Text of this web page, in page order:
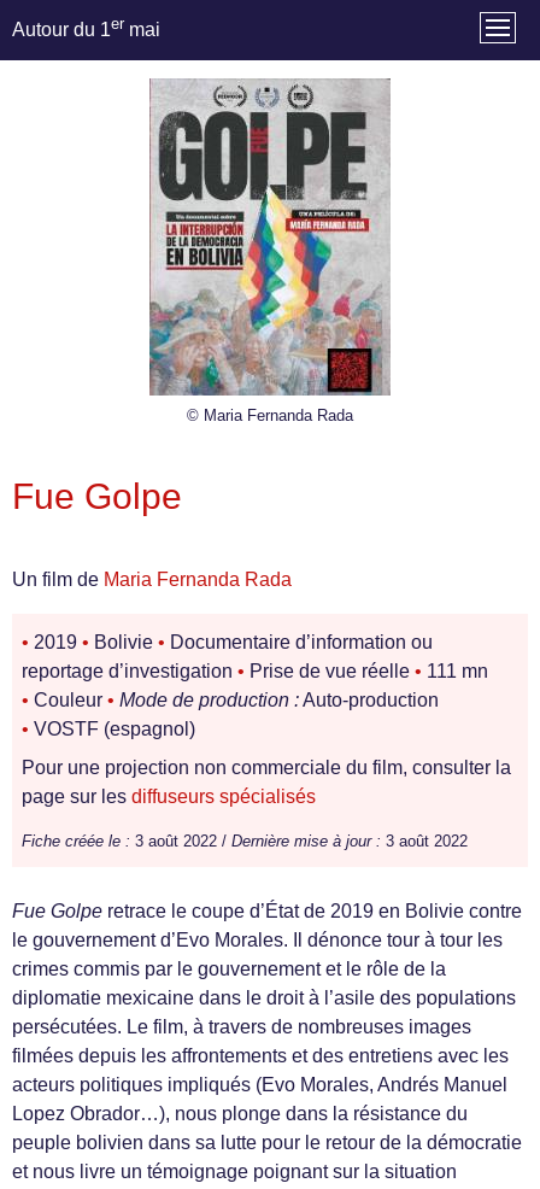
Autour du 1er mai
© Maria Fernanda Rada
Fue Golpe
Un film de Maria Fernanda Rada
• 2019 • Bolivie • Documentaire d’information ou
reportage d’investigation • Prise de vue réelle • 111 mn
• Couleur • Mode de production :Auto-production
• VOSTF (espagnol)
Pour une projection non commerciale du film, consulter la
page sur les diffuseurs spécialisés
Fiche créée le : 3 août 2022 / Dernière mise à jour : 3 août 2022
Fue Golpe retrace le coupe d’État de 2019 en Bolivie contre
le gouvernement d’Evo Morales. Il dénonce tour à tour les
crimes commis par le gouvernement et le rôle de la
diplomatie mexicaine dans le droit à l’asile des populations
persécutées. Le film, à travers de nombreuses images
filmées depuis les affrontements et des entretiens avec les
acteurs politiques impliqués (Evo Morales, Andrés Manuel
Lopez Obrador…), nous plonge dans la résistance du
peuple bolivien dans sa lutte pour le retour de la démocratie
et nous livre un témoignage poignant sur la situation